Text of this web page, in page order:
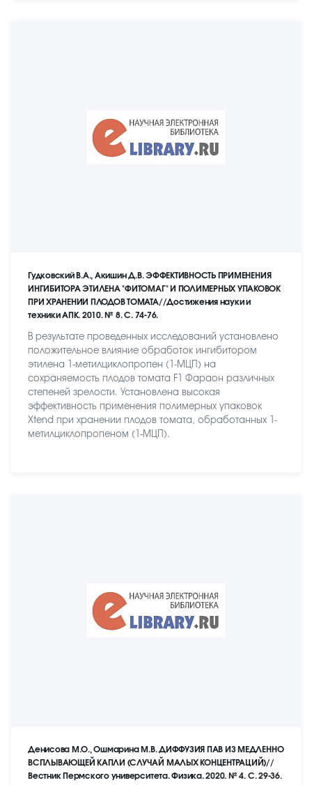
Гудковский В.А., Акишин Д.В. ЭФФЕКТИВНОСТЬ ПРИМЕНЕНИЯ
ИНГИБИТОРА ЭТИЛЕНА "ФИТОМАГ" И ПОЛИМЕРНЫХ УПАКОВОК
ПРИ ХРАНЕНИИ ПЛОДОВ ТОМАТА//Достижения науки и
техники АПК. 2010. № 8. С. 74-76.
В результате проведенных исследований установлено
положительное влияние обработок ингибитором
этилена 1-метилциклопропен (1-МЦП) на
сохраняемость плодов томата F1 Фараон различных
степеней зрелости. Установлена высокая
эффективность применения полимерных упаковок
Xtend при хранении плодов томата, обработанных 1-
метилциклопропеном (1-МЦП).
Денисова М.О., Ошмарина М.В. ДИФФУЗИЯ ПАВ ИЗ МЕДЛЕННО
ВСПЛЫВАЮЩЕЙ КАПЛИ (СЛУЧАЙ МАЛЫХ КОНЦЕНТРАЦИЙ)//
Вестник Пермского университета. Физика. 2020. № 4. С. 29-36.